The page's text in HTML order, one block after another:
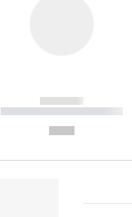
------------
----------- ----------- ----------